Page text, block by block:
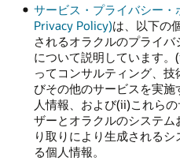
サービス・プライバシー
Privacy Policy)は、以下の
されるオラクルのプライ
について説明しています
ってコンサルティング、
びその他のサービスを実
人情報、および(ii)これら
ザーとオラクルのシステ
り取りにより生成される
る個人情報。